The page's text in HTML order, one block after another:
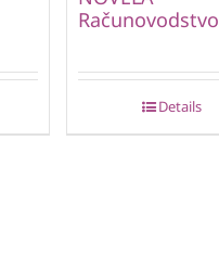
Računovodstvo
Details